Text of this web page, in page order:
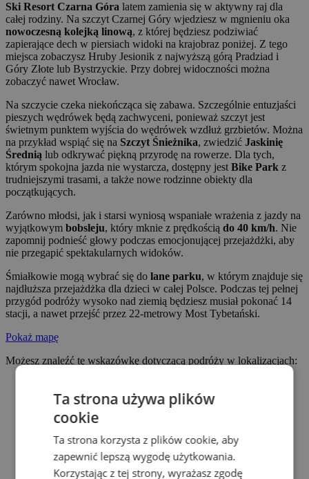
Ski Resort Czarna Góra latem zamienia się w aktywny raj dla
całej rodziny. Na szczyt Czarnej Góry wjedziesz w mgnieniu oka
nowoczesną kolejką linową, z której będziesz podziwiać
zapierające dech w piersiach widoki na krajobraz poniżej. Z tego
miejsca zobaczysz Hruby Jesionik z najwyższą górą Pradziad i
Góry Złote lub Bystrzyckie. Przy dobrej widoczności można
zobaczyć nawet Wrocław.
Na szczycie czeka niekończąca się zabawa. Szczególnie entuzjaści
pieszych wędrówek będą zachwyceni, ponieważ szczyt jest
świetnym punktem wyjścia do wędrówek wzdłuż grzbietów. Można
na przykład wspiąć się na Szczyt Śnieżnika, zwiedzić Jaskinię
Średnią lub odkrywać piękną przyrodę na rowerze. Dla tych,
którym spokojna jazda nie wystarcza, dostępny jest Bike Park z
trudniejszymi trasami, a także nowe rodzinne obiekty dla
początkujących.
Zarówno młodsi, jak i starsi wyniosą wspaniałe wrażenia z jazdy na
wyjątkowym bobsleju, który mknie z prędkością do 40 km/h. Nie
zapomnij podnieść głowy podczas emocjonującej przejażdżki, aby
nie przegapić spektakularnych widoków.
Śmiałkowie mogą wybrać się do lane parku, w którym znajduje się
najdłuższa przejażdżka dla dzieci w całej Polsce. Podczas tej pełnej
przygód podróży wysoko nad ziemią będziesz musiał pokonać 14
stacji, a nawet przejść przez 22-metrowy Most Tybetański.
Pokaż mapę
Możesz znaleźć tę wskazówkę dotyczącą podróży w lokalizacjach:
Ta strona używa plików
cookie
Ta strona korzysta z plików cookie, aby
zapewnić lepszą wygodę użytkowania.
Korzystając z tej strony, wyrażasz zgodę